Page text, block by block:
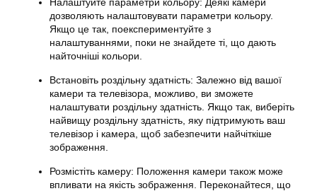
дозволяють налаштовувати параметри кольору.
Якщо це так, поекспериментуйте з
налаштуваннями, поки не знайдете ті, що дають
найточніші кольори.
Встановіть роздільну здатність: Залежно від вашої
камери та телевізора, можливо, ви зможете
налаштувати роздільну здатність. Якщо так, виберіть
найвищу роздільну здатність, яку підтримують ваш
телевізор і камера, щоб забезпечити найчіткіше
зображення.
Розмістіть камеру: Положення камери також може
впливати на якість зображення. Переконайтеся, що